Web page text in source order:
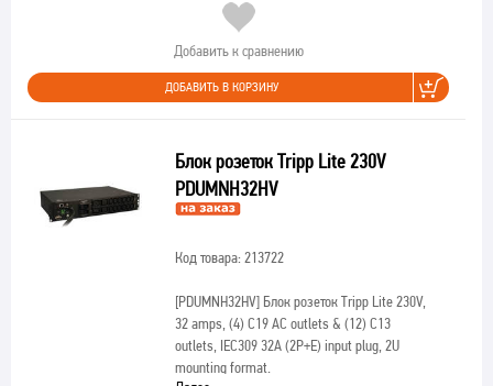
Добавить к сравнению
ДОБАВИТЬ В КОРЗИНУ
Блок розеток Tripp Lite 230V
PDUMNH32HV
Код товара: 213722
[PDUMNH32HV]Блок розеток Tripp Lite 230V,
32 amps, (4) C19 AC outlets & (12) C13
outlets, IEC309 32A (2P+E) input plug, 2U
mounting format.